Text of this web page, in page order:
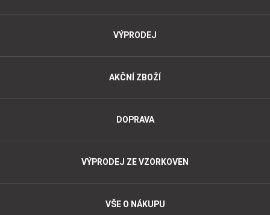
VÝPRODEJ
AKČNÍ ZBOŽÍ
DOPRAVA
VÝPRODEJ ZE VZORKOVEN
VŠE O NÁKUPU